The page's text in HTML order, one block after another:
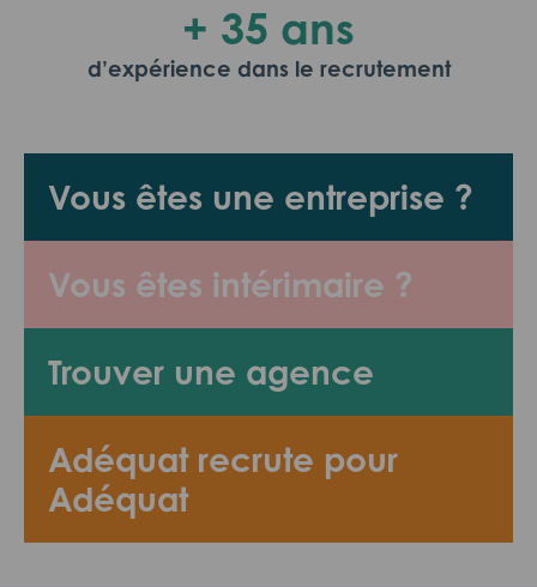
Vous êtes une entreprise ?
Vous êtes intérimaire ?
Trouver une agence
Adéquat recrute pour
Adéquat
+ 35 ans
d’expérience dans le recrutement